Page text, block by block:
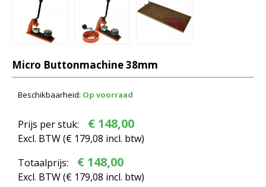
Micro Buttonmachine 38mm
Beschikbaarheid: Op voorraad
Prijs per stuk: € 148,00
Excl. BTW (€ 179,08 incl. btw)
Totaalprijs:
€ 148,00
Excl. BTW (€ 179,08 incl. btw)